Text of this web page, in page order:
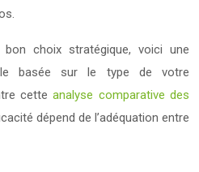
choix stratégique, voici une
basée sur le type de votre
cetteanalyse comparative des
dépend de l’adéquation entre